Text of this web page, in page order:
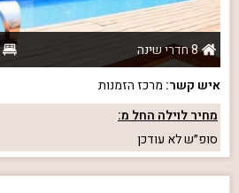
8 חדרי שינה
איש קשר: מרכז הזמנות
מחיר לוילה החל מ:
סופ״שלא עודכן